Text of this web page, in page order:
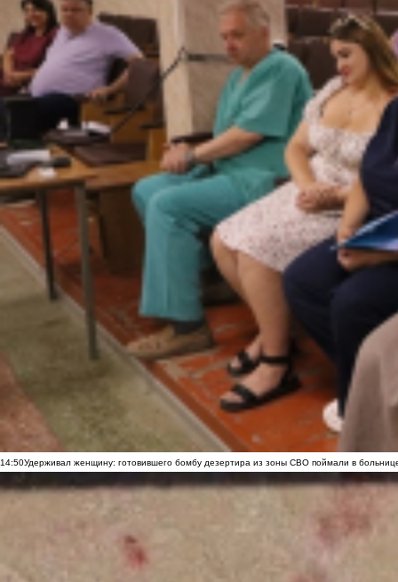
14:50Удерживал женщину: готовившего бомбу дезертира из зоны СВО поймали в